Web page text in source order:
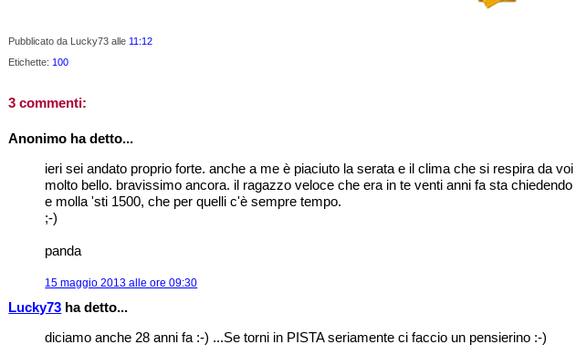
Pubblicato da Lucky73alle 11:12
Etichette: 100
3 commenti:
Anonimo ha detto...
ieri sei andato proprio forte. anche a me è piaciuto la serata e il clima che si respira da
molto bello. bravissimo ancora. il ragazzo veloce che era in te venti anni fa sta
e molla 'sti 1500, che per quelli c'è sempre tempo.
;-)
panda
15 maggio 2013 alle ore 09:30
Lucky73 ha detto...
diciamo anche 28 anni fa :-) ...Se torni in PISTA seriamente ci faccio un pensierino :-)